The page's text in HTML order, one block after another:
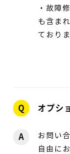
・故障
も含ま
ておりま
Q オプシ
A
お問い
自由に